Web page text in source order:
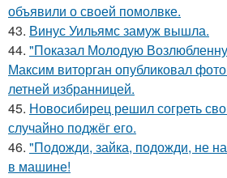
объявили о своей помолвке.
43. Винус Уильямс замуж вышла.
44. "Показал Молодую
Максим виторган опубликовал
летней избранницей.
45. Новосибирец решил согреть
случайно поджёг его.
46. "Подожди, зайка, подожди, не
в машине!